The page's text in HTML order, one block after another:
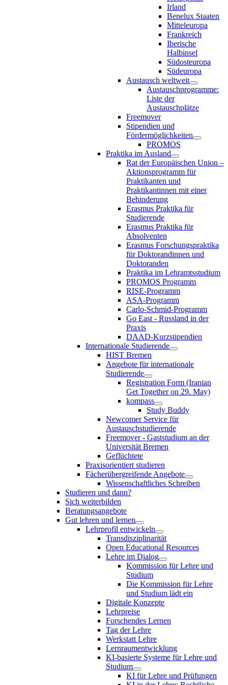
Irland
Benelux Staaten
Mitteleuropa
Frankreich
Iberische
Halbinsel
Südosteuropa
Südeuropa
Austausch weltweit
Austauschprogramme:
Liste der
Austauschplätze
Freemover
Stipendien und
Fördermöglichkeiten
PROMOS
Praktika im Ausland
Rat der Europäischen Union –
Aktionsprogramm für
Praktikanten und
Praktikantinnen mit einer
Behinderung
Erasmus Praktika für
Studierende
Erasmus Praktika für
Absolventen
Erasmus Forschungspraktika
für Doktorandinnen und
Doktoranden
Praktika im Lehramtsstudium
PROMOS Programm
RISE-Programm
ASA-Programm
Carlo-Schmid-Programm
Go East - Russland in der
Praxis
DAAD-Kurzstipendien
Internationale Studierende
HIST Bremen
Angebote für internationale
Studierende
Registration Form (Iranian
Get Together on 29. May)
kompass
Study Buddy
Newcomer Service für
Austauschstudierende
Freemover - Gaststudium an der
Universität Bremen
Geflüchtete
Praxisorientiert studieren
Fächerübergreifende Angebote
Wissenschaftliches Schreiben
Studieren und dann?
Sich weiterbilden
Beratungsangebote
Gut lehren und lernen
Lehrprofil entwickeln
Transdisziplinarität
Open Educational Resources
Lehre im Dialog
Kommission für Lehre und
Studium
Die Kommission für Lehre
und Studium lädt ein
Digitale Konzepte
Lehrpreise
Forschendes Lernen
Tag der Lehre
Werkstatt Lehre
Lernraumentwicklung
KI-basierte Systeme für Lehre und
Studium
KI für Lehre und Prüfungen